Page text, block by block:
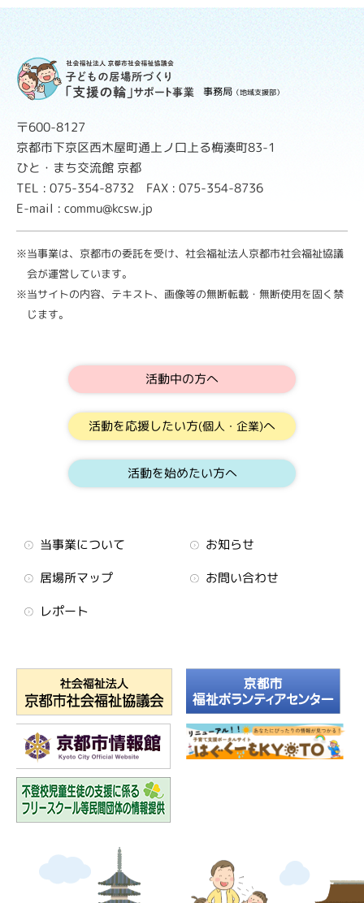
事務局 （地域支援部）
〒600-8127
京都市下京区西木屋町通上ノ口上る梅湊町83-1
ひと・まち交流館 京都
TEL : 075-354-8732 FAX : 075-354-8736
E-mail : commu@kcsw.jp
※当事業は、京都市の委託を受け、社会福祉法人京都市社会福祉協議
会が運営しています。
※当サイトの内容、テキスト、画像等の無断転載・無断使用を固く禁
じます。
活動中の方へ
活動を応援したい方(個人・企業)へ
活動を始めたい方へ
当事業について
お知らせ
居場所マップ
お問い合わせ
レポート